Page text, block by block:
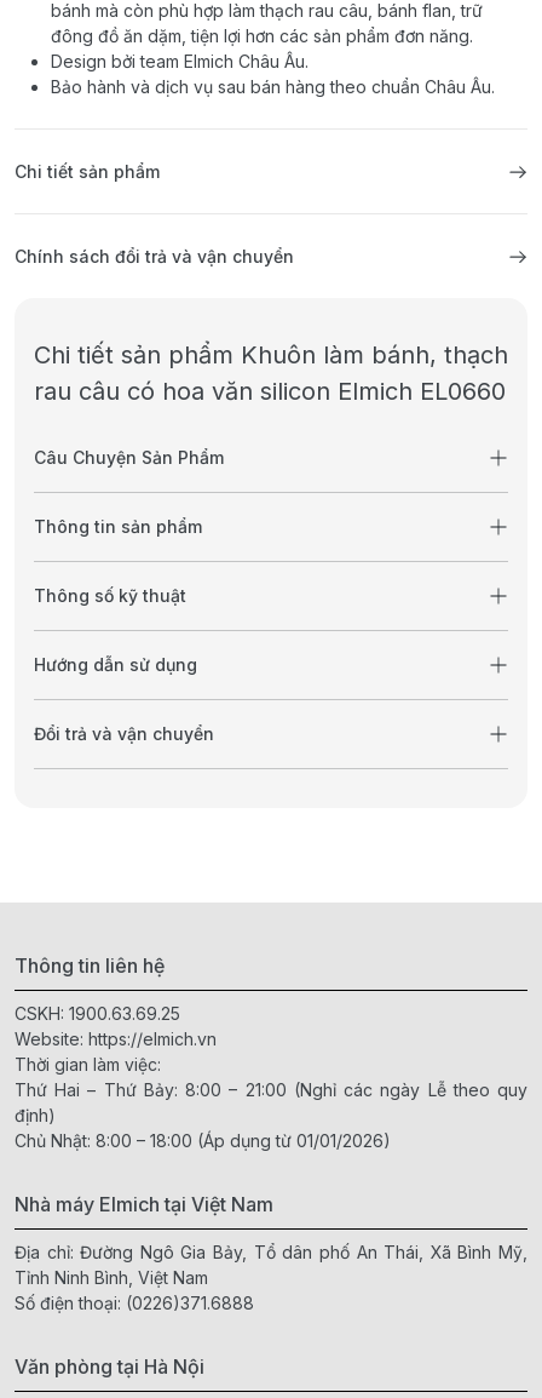
bánh mà còn phù hợp làm thạch rau câu, bánh flan, trữ
đông đồ ăn dặm, tiện lợi hơn các sản phẩm đơn năng.
Design bởi team Elmich Châu Âu.
Bảo hành và dịch vụ sau bán hàng theo chuẩn Châu Âu.
Chi tiết sản phẩm
Chính sách đổi trả và vận chuyển
Chi tiết sản phẩm Khuôn làm bánh, thạch
rau câu có hoa văn silicon Elmich EL0660
Câu Chuyện Sản Phẩm
Thông tin sản phẩm
Thông số kỹ thuật
Hướng dẫn sử dụng
Đổi trả và vận chuyển
Thông tin liên hệ
CSKH: 1900.63.69.25
Website: https://elmich.vn
Thời gian làm việc:
Thứ Hai – Thứ Bảy: 8:00 – 21:00 (Nghỉ các ngày Lễ theo quy
định)
Chủ Nhật: 8:00 – 18:00 (Áp dụng từ 01/01/2026)
Nhà máy Elmich tại Việt Nam
Địa chỉ: Đường Ngô Gia Bảy, Tổ dân phố An Thái, Xã Bình Mỹ,
Tỉnh Ninh Bình, Việt Nam
Số điện thoại: (0226)371.6888
Văn phòng tại Hà Nội